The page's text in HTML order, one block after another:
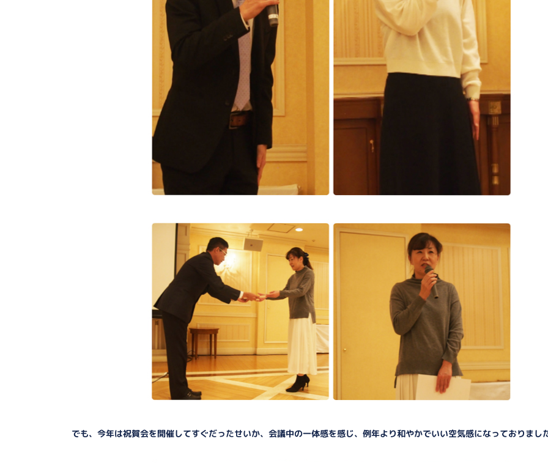
でも、今年は祝賀会を開催してすぐだったせいか、会議中の一体感を感じ、例年より和やかでいい空気感になっておりまし